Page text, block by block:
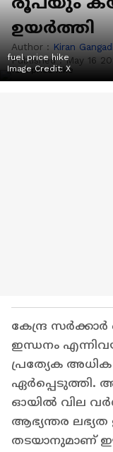
ഉയർത്തി
Author : Kiran
Published :May 16
fuel price hike
Image Credit:X
കേന്ദ്ര
ഇന്ധനം
പ്രത്യേക
ഏർപ്പെടുത്തി.
ഓയിൽ വില
ആഭ്യന്തര ലഭ്യത
തടയാനുമാണ് ഈ